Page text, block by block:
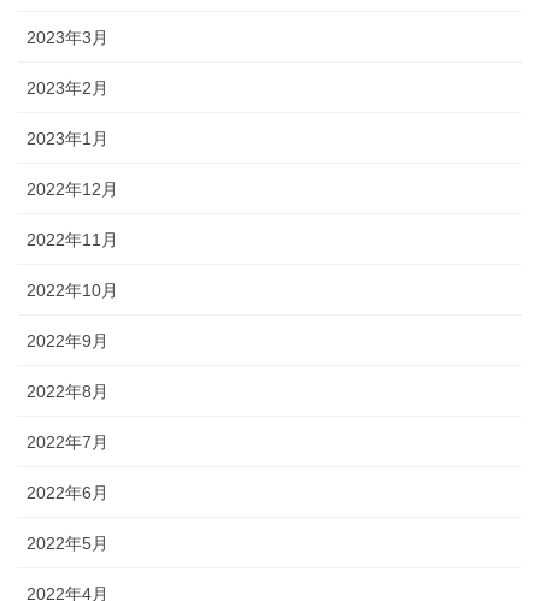
2023年3月
2023年2月
2023年1月
2022年12月
2022年11月
2022年10月
2022年9月
2022年8月
2022年7月
2022年6月
2022年5月
2022年4月